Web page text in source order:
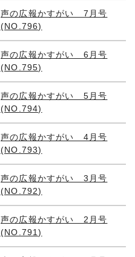
声の広報かすがい 7月号
(NO.796)
声の広報かすがい 6月号
(NO.795)
声の広報かすがい 5月号
(NO.794)
声の広報かすがい 4月号
(NO.793)
声の広報かすがい 3月号
(NO.792)
声の広報かすがい 2月号
(NO.791)